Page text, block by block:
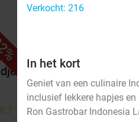
9.7 star
Woods35
Hilversum
Verkocht: 216
In het kort
Geniet van een culinaire
inclusief lekkere hapjes
Ron Gastrobar Indonesia